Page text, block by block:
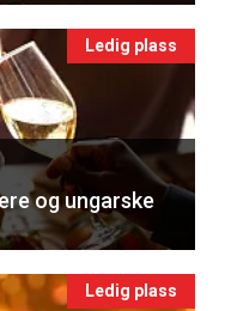
Ledig plass
og ungarske
Ledig plass